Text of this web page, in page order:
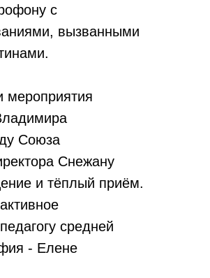
с
вызванными
мероприятия
Союза
Снежану
и тёплый приём.
средней
- Елене